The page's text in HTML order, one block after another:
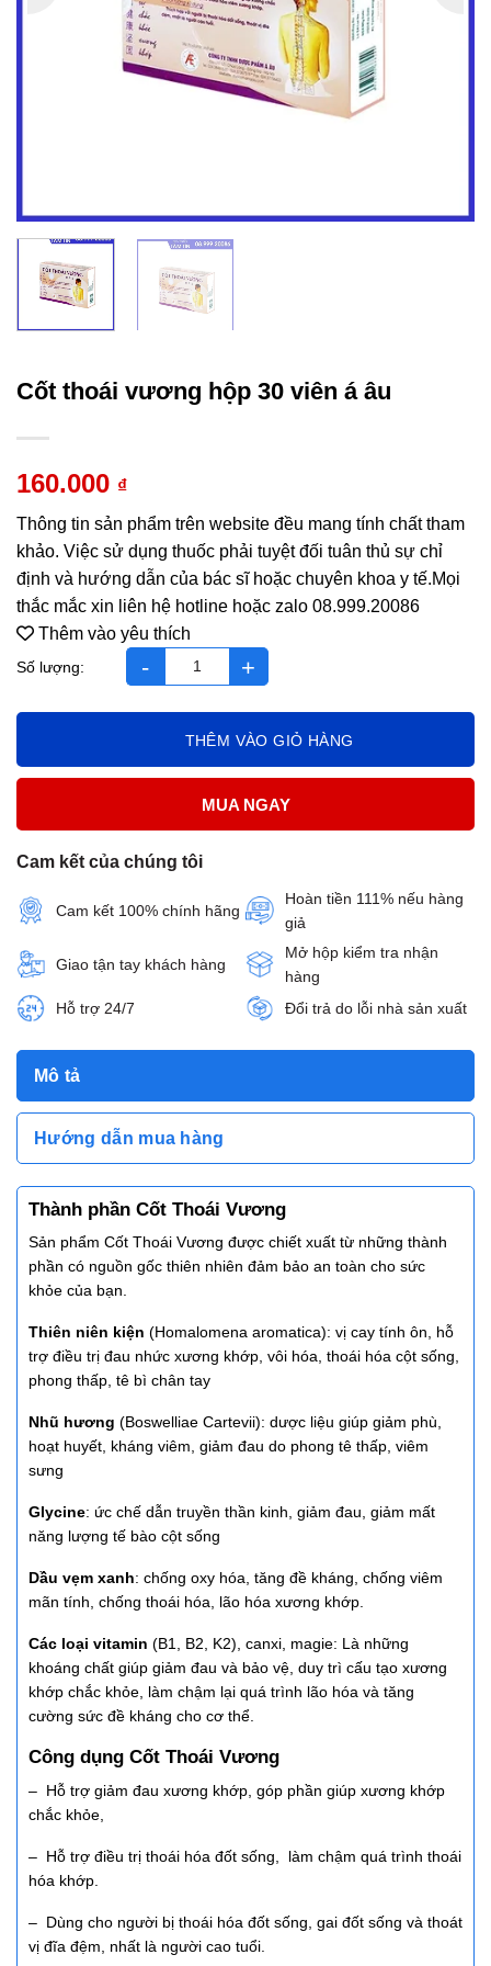
Cốt thoái vương hộp 30 viên á âu
160.000 ₫
Cốt thoái vương hộp 30 viên á âu số lượng
THÊM VÀO GIỎ HÀNG
MUA NGAY
Thông tin sản phẩm trên website đều mang tính chất tham
khảo. Việc sử dụng thuốc phải tuyệt đối tuân thủ sự chỉ
định và hướng dẫn của bác sĩ hoặc chuyên khoa y tế.Mọi
thắc mắc xin liên hệ hotline hoặc zalo 08.999.20086
Cam kết của chúng tôi
Cam kết 100% chính hãng
Hoàn tiền 111% nếu hàng
giả
Giao tận tay khách hàng
Mở hộp kiểm tra nhận
hàng
Hỗ trợ 24/7
Đổi trả do lỗi nhà sản xuất
Thêm vào yêu thích
Mô tả
Hướng dẫn mua hàng
Thành phần Cốt Thoái Vương
Sản phẩm Cốt Thoái Vương được chiết xuất từ những thành
phần có nguồn gốc thiên nhiên đảm bảo an toàn cho sức
khỏe của bạn.
Thiên niên kiện (Homalomena aromatica): vị cay tính ôn, hỗ
trợ điều trị đau nhức xương khớp, vôi hóa, thoái hóa cột sống,
phong thấp, tê bì chân tay
Nhũ hương (Boswelliae Cartevii): dược liệu giúp giảm phù,
hoạt huyết, kháng viêm, giảm đau do phong tê thấp, viêm
sưng
Glycine: ức chế dẫn truyền thần kinh, giảm đau, giảm mất
năng lượng tế bào cột sống
Dầu vẹm xanh: chống oxy hóa, tăng đề kháng, chống viêm
mãn tính, chống thoái hóa, lão hóa xương khớp.
Các loại vitamin (B1, B2, K2), canxi, magie: Là những
khoáng chất giúp giảm đau và bảo vệ, duy trì cấu tạo xương
khớp chắc khỏe, làm chậm lại quá trình lão hóa và tăng
cường sức đề kháng cho cơ thể.
Công dụng Cốt Thoái Vương
– Hỗ trợ giảm đau xương khớp, góp phần giúp xương khớp
chắc khỏe,
– Hỗ trợ điều trị thoái hóa đốt sống, làm chậm quá trình thoái
hóa khớp.
– Dùng cho người bị thoái hóa đốt sống, gai đốt sống và thoát
vị đĩa đệm, nhất là người cao tuổi.